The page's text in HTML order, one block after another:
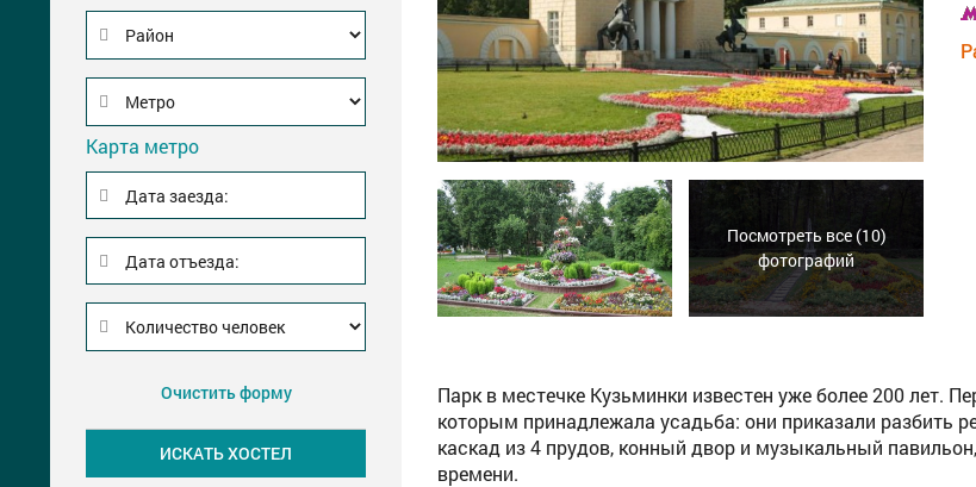
Карта метро
Дата заезда:
Дата отъезда:
Очистить форму
Посмотреть все (10)
фотографий
Парк в местечке Кузьминки известен уже более 200 лет.
которым принадлежала усадьба: они приказали разбить
каскад из 4 прудов, конный двор и музыкальный
времени.